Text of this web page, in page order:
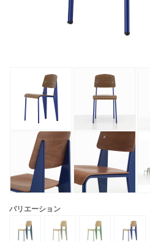
バリエーション